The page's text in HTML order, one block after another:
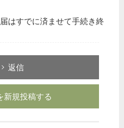
はすでに済ませて手続き終
返信
新規投稿する